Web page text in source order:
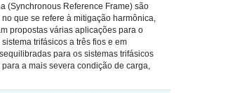
(Synchronous Reference Frame) são
que se refere à mitigação harmônica,
propostas várias aplicações para o
trifásicos a três fios e em
para os sistemas trifásicos
a mais severa condição de carga,